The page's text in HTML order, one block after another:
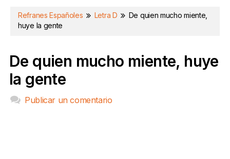
Refranes Españoles Letra D
De quien mucho miente,
huye la gente
De quien mucho miente, huye
la gente
Publicar un comentario